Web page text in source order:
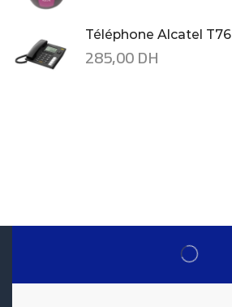
Téléphone Alcatel T76
285,00DH